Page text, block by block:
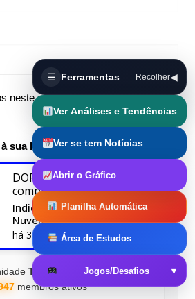
neste navegador para a próxima vez
sua lista de e-mails.
TraderDicas.comconta com
membros ativos
☰ Ferramentas Recolher◀
Ver Análises e Tendências
Ver se tem Notícias
Abrir o Gráfico
Planilha Automática
Área de Estudos
Jogos/Desafios ▾
DORIVAL acabou de
comprar
Indicador Didi Index
Nuvem para MT5
há 3 dias